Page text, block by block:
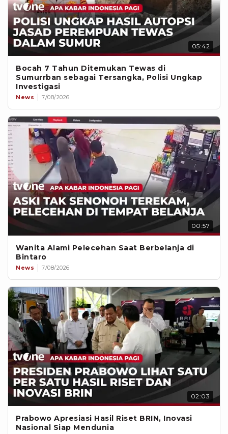
05:42
Bocah 7 Tahun Ditemukan Tewas di
Sumurrban sebagai Tersangka, Polisi Ungkap
Investigasi
News 7/08/2026
00:57
Wanita Alami Pelecehan Saat Berbelanja di
Bintaro
News 7/08/2026
02:03
Prabowo Apresiasi Hasil Riset BRIN, Inovasi
Nasional Siap Mendunia